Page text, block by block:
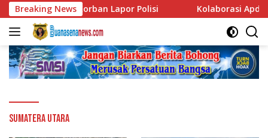
Langsung
ke
konten
Breaking News
Subuh, Korban Lapor Polisi Kolaborasi Apdesi dan
Sumatera Utara